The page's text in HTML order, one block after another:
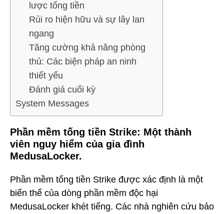
lược tống tiền
Rủi ro hiện hữu và sự lây lan
ngang
Tăng cường khả năng phòng
thủ: Các biện pháp an ninh
thiết yếu
Đánh giá cuối kỳ
System Messages
Phần mềm tống tiền Strike: Một thành
viên nguy hiểm của gia đình
MedusaLocker.
Phần mềm tống tiền Strike được xác định là một
biến thể của dòng phần mềm độc hại
MedusaLocker khét tiếng. Các nhà nghiên cứu bảo